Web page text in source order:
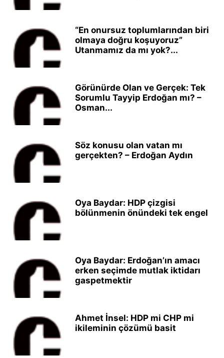
“En onursuz toplumlarından biri
olmaya doğru koşuyoruz”
Utanmamız da mı yok?...
Görünürde Olan ve Gerçek: Tek
Sorumlu Tayyip Erdoğan mı? –
Osman...
Söz konusu olan vatan mı
gerçekten? – Erdoğan Aydın
Oya Baydar: HDP çizgisi
bölünmenin önündeki tek engel
Oya Baydar: Erdoğan’ın amacı
erken seçimde mutlak iktidarı
gaspetmektir
Ahmet İnsel: HDP mi CHP mi
ikileminin çözümü basit